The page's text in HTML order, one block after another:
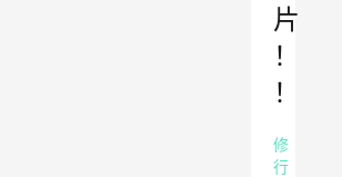
片
！
！
修
行